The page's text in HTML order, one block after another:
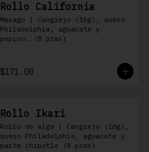
Rollo California
Masago | Cangrejo (16g), queso
Philadelphia, aguacate y
pepino. (8 pzas)
$171.00
Rollo Ikari
Rollo de alga | Cangrejo (16g),
queso Philadelphia, aguacate y
pasta chipotle (8 pzas)